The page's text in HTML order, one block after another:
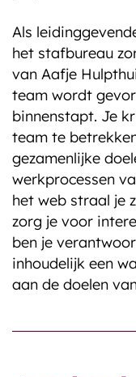
Als
het stafbureau
van Aafje
team wordt
binnenstapt. Je
team te
gezamenlijke
werkprocessen
het web straal je
zorg je voor
ben je
inhoudelijk een
aan de doelen